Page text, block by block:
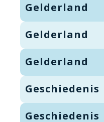
Gelderland
Gelderland
Gelderland
Geschiedenis
Geschiedenis